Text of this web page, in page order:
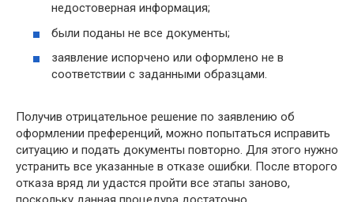
недостоверная информация;
были поданы не все документы;
заявление испорчено или оформлено не в
соответствии с заданными образцами.
Получив отрицательное решение по заявлению об
оформлении преференций, можно попытаться исправить
ситуацию и подать документы повторно. Для этого нужно
устранить все указанные в отказе ошибки. После второго
отказа вряд ли удастся пройти все этапы заново,